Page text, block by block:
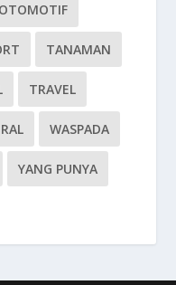
OTOMOTIF
TANAMAN
TRAVEL
WASPADA
YANG PUNYA